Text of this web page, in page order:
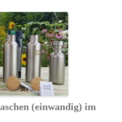
(einwandig) im